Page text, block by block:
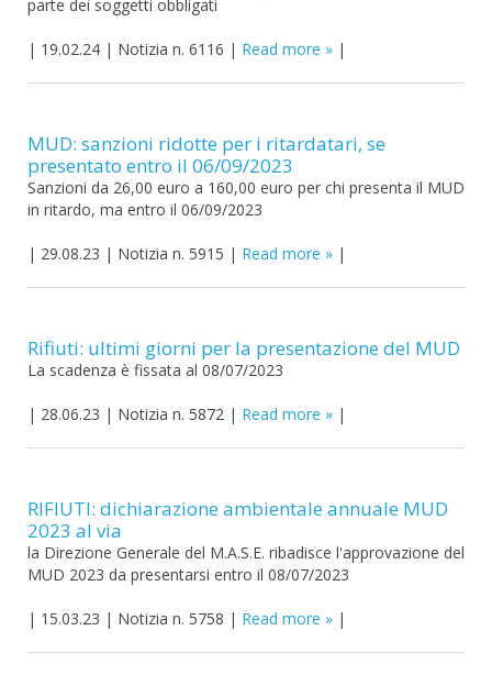
parte dei soggetti obbligati
| 19.02.24 | Notizia n. 6116 | Read more |
MUD: sanzioni ridotte per i ritardatari, se
presentato entro il 06/09/2023
Sanzioni da 26,00 euro a 160,00 euro per chi presenta il MUD
in ritardo, ma entro il 06/09/2023
| 29.08.23 | Notizia n. 5915 | Read more |
Rifiuti: ultimi giorni per la presentazione del MUD
La scadenza è fissata al 08/07/2023
| 28.06.23 | Notizia n. 5872 | Read more |
RIFIUTI: dichiarazione ambientale annuale MUD
2023 al via
la Direzione Generale del M.A.S.E. ribadisce l'approvazione del
MUD 2023 da presentarsi entro il 08/07/2023
| 15.03.23 | Notizia n. 5758 | Read more |